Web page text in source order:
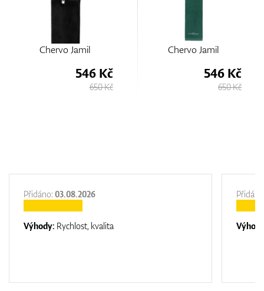
Chervo Jamil
546 Kč
650 Kč
Chervo Jamil
546 Kč
650 Kč
Přidáno: 03.08.2026
Výhody: Rychlost, kvalita